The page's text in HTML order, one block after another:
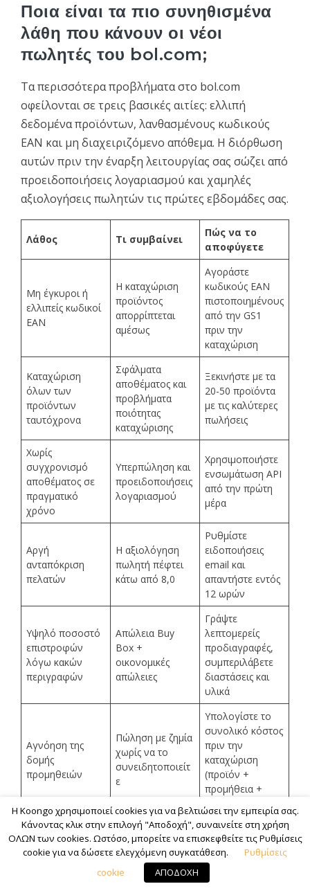
Ποια είναι τα πιο συνηθισμένα
λάθη που κάνουν οι νέοι
πωλητές του bol.com;
Τα περισσότερα προβλήματα στο bol.com
οφείλονται σε τρεις βασικές αιτίες: ελλιπή
δεδομένα προϊόντων, λανθασμένους κωδικούς
EAN και μη διαχειριζόμενο απόθεμα. Η διόρθωση
αυτών πριν την έναρξη λειτουργίας σας σώζει από
προειδοποιήσεις λογαριασμού και χαμηλές
αξιολογήσεις πωλητών τις πρώτες εβδομάδες σας.
Λάθος Τι συμβαίνει
Πώς να το
αποφύγετε
Μη έγκυροι ή
ελλιπείς κωδικοί
EAN
Η καταχώριση
προϊόντος
απορρίπτεται
αμέσως
Αγοράστε
κωδικούς EAN
πιστοποιημένους
από την GS1
πριν την
καταχώριση
Καταχώριση
όλων των
προϊόντων
ταυτόχρονα
Σφάλματα
αποθέματος και
προβλήματα
ποιότητας
καταχώρισης
Ξεκινήστε με τα
20-50 προϊόντα
με τις καλύτερες
πωλήσεις
Χωρίς
συγχρονισμό
αποθέματος σε
πραγματικό
χρόνο
Υπερπώληση και
προειδοποιήσεις
λογαριασμού
Χρησιμοποιήστε
ενσωμάτωση API
από την πρώτη
μέρα
Αργή
ανταπόκριση
πελατών
Η αξιολόγηση
πωλητή πέφτει
κάτω από 8,0
Ρυθμίστε
ειδοποιήσεις
email και
απαντήστε εντός
12 ωρών
Υψηλό ποσοστό
επιστροφών
λόγω κακών
περιγραφών
Απώλεια Buy
Box +
οικονομικές
απώλειες
Γράψτε
λεπτομερείς
προδιαγραφές,
συμπεριλάβετε
διαστάσεις και
υλικά
Αγνόηση της
δομής
προμηθειών
Πώληση με ζημία
χωρίς να το
συνειδητοποιείτ
ε
Υπολογίστε το
συνολικό κόστος
πριν την
καταχώριση
(προϊόν +
προμήθεια +
Σχετικά: Γιατί τα προϊόντα σας εξαντλούνται
συνεχώς στις αγορές και πώς να το διορθώσετε –
https://www.koongo.com/blog/why-your-products-
Η Koongo χρησιμοποιεί cookies για να βελτιώσει την εμπειρία σας.
Κάνοντας κλικ στην επιλογή "Αποδοχή", συναινείτε στη χρήση
ΟΛΩΝ των cookies. Ωστόσο, μπορείτε να επισκεφθείτε τις Ρυθμίσεις
cookie για να δώσετε ελεγχόμενη συγκατάθεση.
Ρυθμίσεις
cookie
ΑΠΟΔΟΧΗ